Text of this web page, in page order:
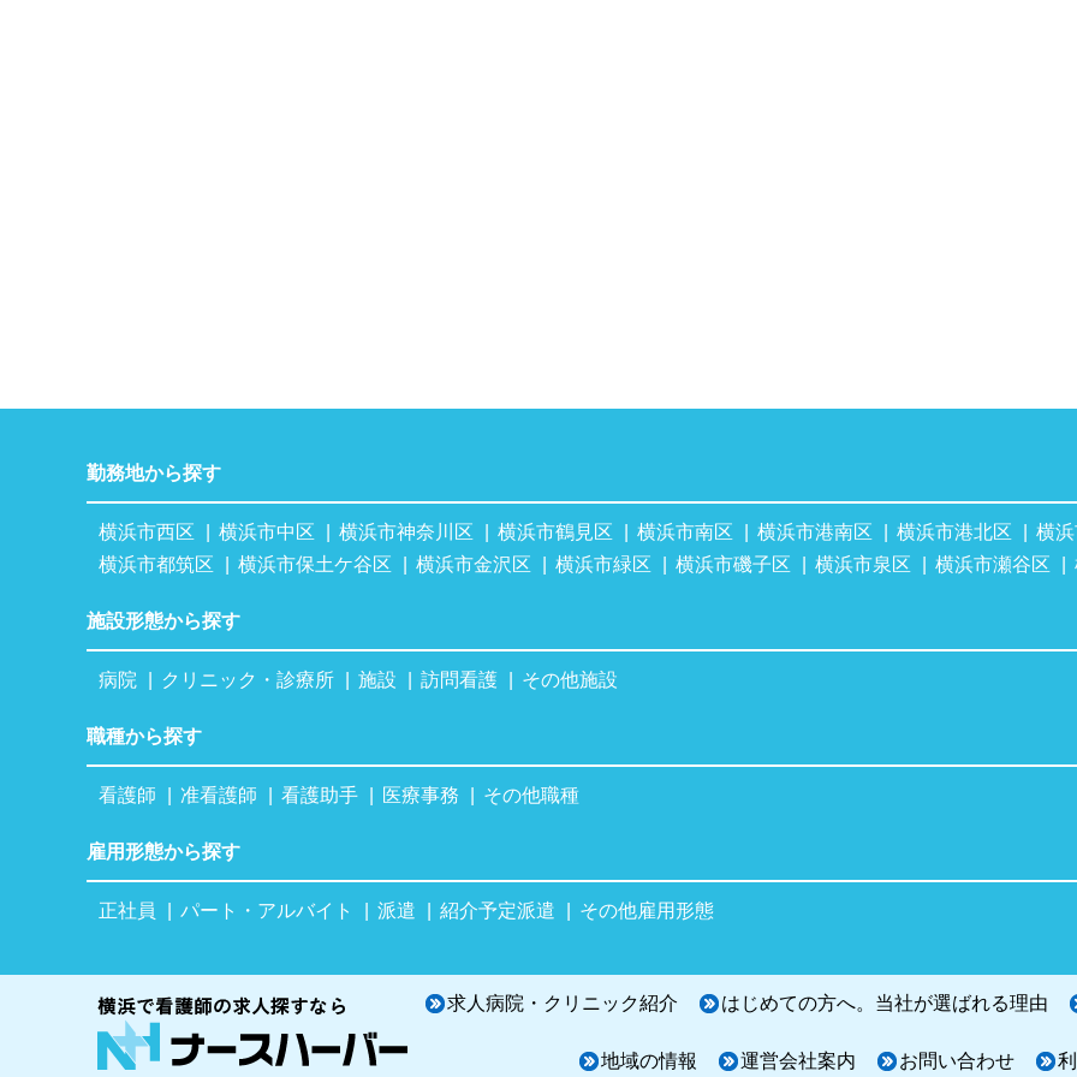
勤務地から探す
横浜市西区 横浜市中区 横浜市神奈川区 横浜市鶴見区 横浜市南区 横浜市港南区 横浜市港北区 横
横浜市都筑区
横浜市保土ケ谷区 横浜市金沢区 横浜市緑区 横浜市磯子区 横浜市泉区 横浜市瀬谷区
施設形態から探す
病院 クリニック・診療所 施設 訪問看護 その他施設
職種から探す
看護師 准看護師 看護助手 医療事務 その他職種
雇用形態から探す
正社員 パート・アルバイト 派遣 紹介予定派遣 その他雇用形態
求人病院・クリニック紹介 はじめての方へ。当社が選ばれる理由
地域の情報 運営会社案内 お問い合わせ